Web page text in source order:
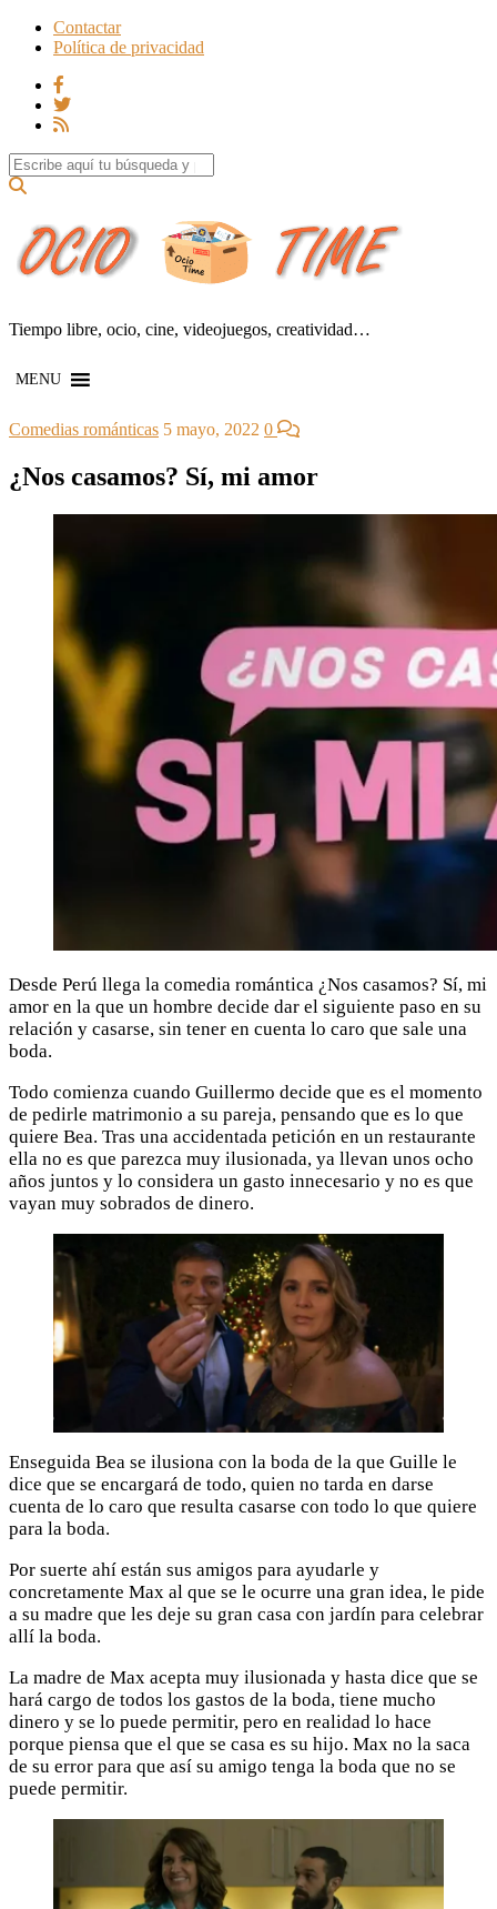
Contactar
Política de privacidad
Search for:
Tiempo libre, ocio, cine, videojuegos, creatividad…
MENU
Comedias románticas 5 mayo, 2022 0
¿Nos casamos? Sí, mi amor
Desde Perú llega la comedia romántica ¿Nos casamos? Sí, mi
amor en la que un hombre decide dar el siguiente paso en su
relación y casarse, sin tener en cuenta lo caro que sale una
boda.
Todo comienza cuando Guillermo decide que es el momento
de pedirle matrimonio a su pareja, pensando que es lo que
quiere Bea. Tras una accidentada petición en un restaurante
ella no es que parezca muy ilusionada, ya llevan unos ocho
años juntos y lo considera un gasto innecesario y no es que
vayan muy sobrados de dinero.
Enseguida Bea se ilusiona con la boda de la que Guille le
dice que se encargará de todo, quien no tarda en darse
cuenta de lo caro que resulta casarse con todo lo que quiere
para la boda.
Por suerte ahí están sus amigos para ayudarle y
concretamente Max al que se le ocurre una gran idea, le pide
a su madre que les deje su gran casa con jardín para celebrar
allí la boda.
La madre de Max acepta muy ilusionada y hasta dice que se
hará cargo de todos los gastos de la boda, tiene mucho
dinero y se lo puede permitir, pero en realidad lo hace
porque piensa que el que se casa es su hijo. Max no la saca
de su error para que así su amigo tenga la boda que no se
puede permitir.